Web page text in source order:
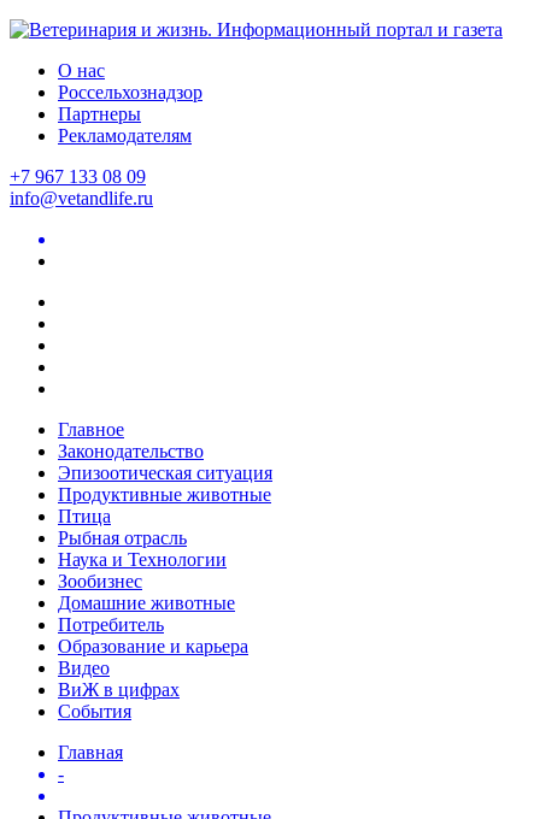
О нас
Россельхознадзор
Партнеры
Рекламодателям
+7 967 133 08 09
info@vetandlife.ru
Главное
Законодательство
Эпизоотическая ситуация
Продуктивные животные
Птица
Рыбная отрасль
Наука и Технологии
Зообизнес
Домашние животные
Потребитель
Образование и карьера
Видео
ВиЖ в цифрах
События
Главная
-